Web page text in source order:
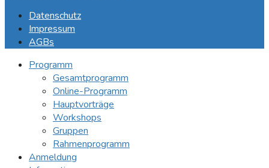
Datenschutz
Impressum
AGBs
Programm
Gesamtprogramm
Online-Programm
Hauptvorträge
Workshops
Gruppen
Rahmenprogramm
Anmeldung